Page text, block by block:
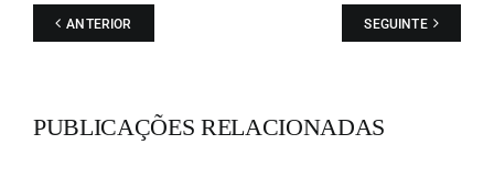
ANTERIOR SEGUINTE
PUBLICAÇÕES RELACIONADAS